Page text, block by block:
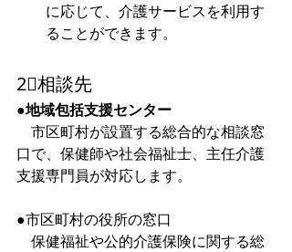
に応じて、介護サービスを利用す
ることができます。
2⃣相談先
●地域包括支援センター
市区町村が設置する総合的な相談窓
口で、保健師や社会福祉士、主任介護
支援専門員が対応します。
●市区町村の役所の窓口
保健福祉や公的介護保険に関する総